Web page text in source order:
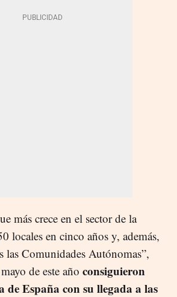
más crece en el sector de la
locales en cinco años y, además,
las Comunidades Autónomas”,
de este año consiguieron
de España con su llegada a las